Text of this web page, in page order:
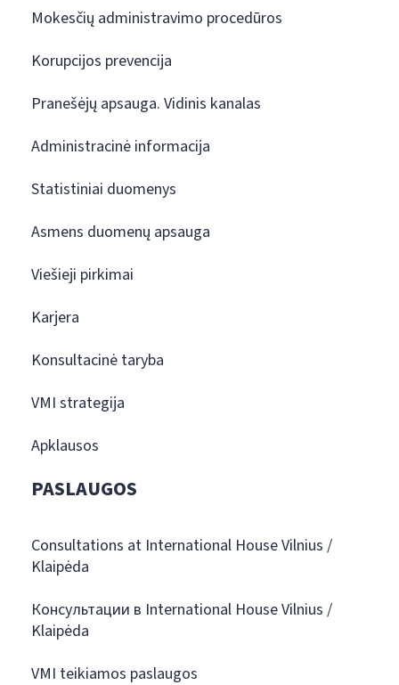
Mokesčių administravimo procedūros
Korupcijos prevencija
Pranešėjų apsauga. Vidinis kanalas
Administracinė informacija
Statistiniai duomenys
Asmens duomenų apsauga
Viešieji pirkimai
Karjera
Konsultacinė taryba
VMI strategija
Apklausos
PASLAUGOS
Consultations at International House Vilnius /
Klaipėda
Консультации в International House Vilnius /
Klaipėda
VMI teikiamos paslaugos